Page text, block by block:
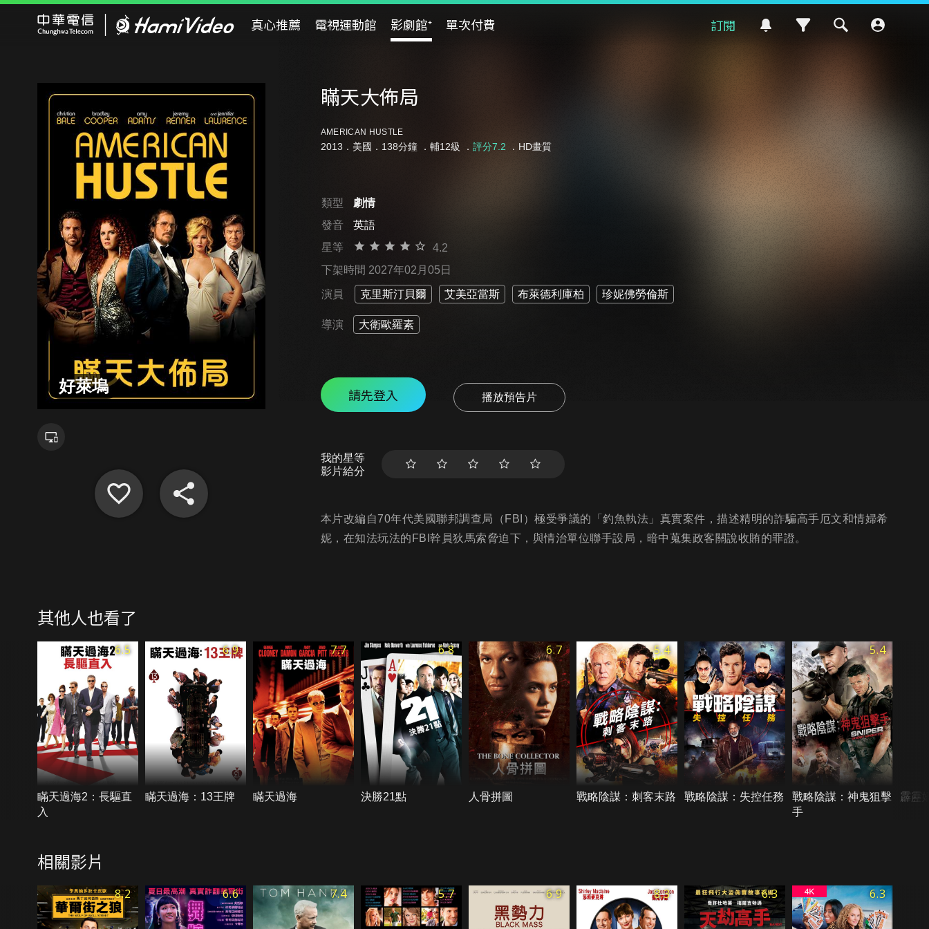
真心推薦 電視運動館 影劇館⁺ 單次付費 訂閱
好萊塢
瞞天大佈局
AMERICAN HUSTLE
2013．美國．138分鐘 ． 輔12級 ． 評分7.2 ．HD畫質
類型
劇情
發音
英語
星等
4.2
下架時間 2027年02月05日
演員 克里斯汀貝爾 艾美亞當斯 布萊德利庫柏 珍妮佛勞倫斯
導演 大衛歐羅素
請先登入 播放預告片
我的星等
影片給分
本片改編自70年代美國聯邦調查局（FBI）極受爭議的「釣魚執法」真實案件，描述精明的詐騙高手厄文和情婦希
妮，在知法玩法的FBI幹員狄馬索脅迫下，與情治單位聯手設局，暗中蒐集政客關說收賄的罪證。
其他人也看了
6.5
瞞天過海2：長驅直
入
6.9
瞞天過海：13王牌
7.7
瞞天過海
6.8
決勝21點
6.7
人骨拼圖
5.4
戰略陰謀：刺客末路 戰略陰謀：失控任務
5.4
戰略陰謀：神鬼狙擊
手
霹靂
相關影片
8.2 6.6 7.4 5.7 6.9 8.3 6.3 6.3